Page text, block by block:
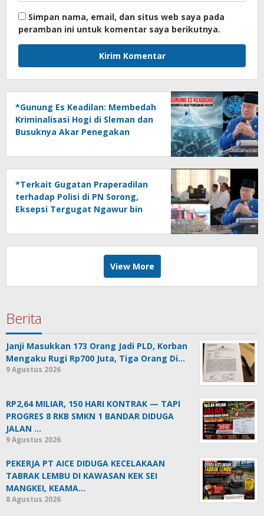
Simpan nama, email, dan situs web saya pada
peramban ini untuk komentar saya berikutnya.
*Gunung Es Keadilan: Membedah
Kriminalisasi Hogi di Sleman dan
Busuknya Akar Penegakan
*Terkait Gugatan Praperadilan
terhadap Polisi di PN Sorong,
Eksepsi Tergugat Ngawur bin
View More
Berita
Janji Masukkan 173 Orang Jadi PLD, Korban
Mengaku Rugi Rp700 Juta, Tiga Orang Di…
9 Agustus 2026
RP2,64 MILIAR, 150 HARI KONTRAK — TAPI
PROGRES 8 RKB SMKN 1 BANDAR DIDUGA
JALAN …
9 Agustus 2026
PEKERJA PT AICE DIDUGA KECELAKAAN
TABRAK LEMBU DI KAWASAN KEK SEI
MANGKEI, KEAMA…
8 Agustus 2026